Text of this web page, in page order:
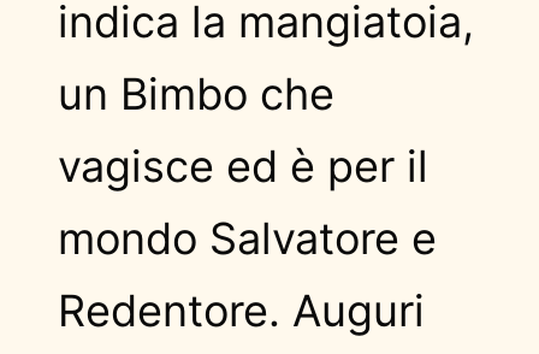
indica la mangiatoia,
un Bimbo che
vagisce ed è per il
mondo Salvatore e
Redentore. Auguri